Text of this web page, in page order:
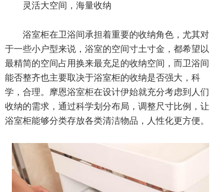
灵活大空间，海量收纳
浴室柜在卫浴间承担着重要的收纳角色，尤其对
于一些小户型来说，浴室的空间寸土寸金，都希望以
最精简的空间占用换来最充足的收纳空间，而卫浴间
能否整齐也主要取决于浴室柜的收纳是否强大，科
学，合理。摩恩浴室柜在设计伊始就充分考虑到人们
收纳的需求，通过科学划分布局，调整尺寸比例，让
浴室柜能够分类存放各类清洁物品，人性化更方便。